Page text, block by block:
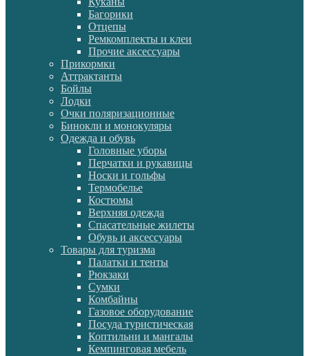
Багорики
Отцепы
Ремкомплекты и клеи
Прочие аксессуары
Прикормки
Аттрактанты
Бойлы
Лодки
Очки поляризационные
Бинокли и монокуляры
Одежда и обувь
Головные уборы
Перчатки и рукавицы
Носки и гольфы
Термобелье
Костюмы
Верхняя одежда
Спасательные жилеты
Обувь и аксессуары
Товары для туризма
Палатки и тенты
Рюкзаки
Сумки
Комбайны
Газовое оборудование
Посуда туристическая
Коптильни и мангалы
Кемпинговая мебель